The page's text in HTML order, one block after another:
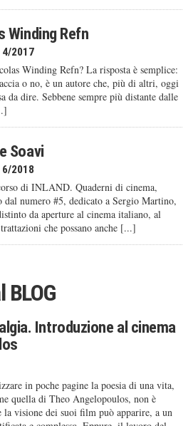
Winding Refn
2017
Winding Refn? La risposta è semplice:
o no, è un autore che, più di altri, oggi
da dire. Sebbene sempre più distante dalle
Soavi
2018
di INLAND. Quaderni di cinema,
dal numero #5, dedicato a Sergio Martino,
da aperture al cinema italiano, al
che possano anche [...]
BLOG
Introduzione al cinema
in poche pagine la poesia di una vita,
quella di Theo Angelopoulos, non è
visione dei suoi film può apparire, a un